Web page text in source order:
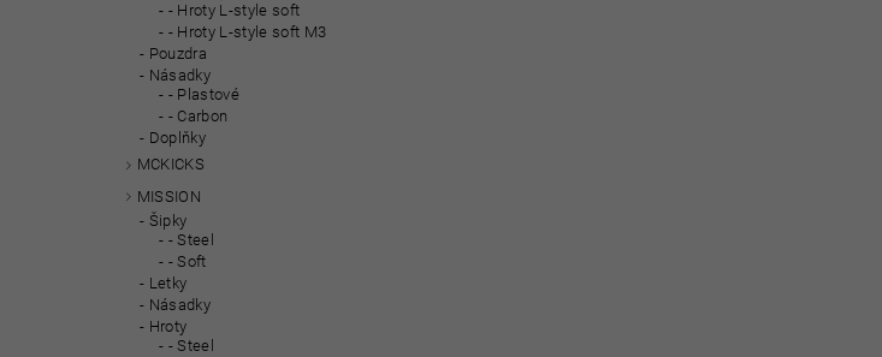
- Hroty L-style soft
- Hroty L-style soft M3
Pouzdra
Násadky
- Plastové
- Carbon
Doplňky
MCKICKS
MISSION
Šipky
- Steel
- Soft
Letky
Násadky
Hroty
- Steel